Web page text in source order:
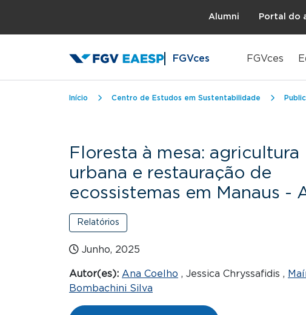
Alumni Portal do
FGVces FGVces
Trilha de navegação
Início Centro de Estudos em Sustentabilidade
Floresta à mesa: agricultura
urbana e restauração de
ecossistemas em Manaus -
Relatórios
Junho, 2025
Autor(es): Ana Coelho , Jessica Chryssafidis ,
Bombachini Silva